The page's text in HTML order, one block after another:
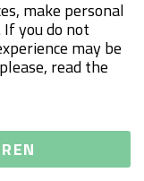
make personal
you do not
may be
read the